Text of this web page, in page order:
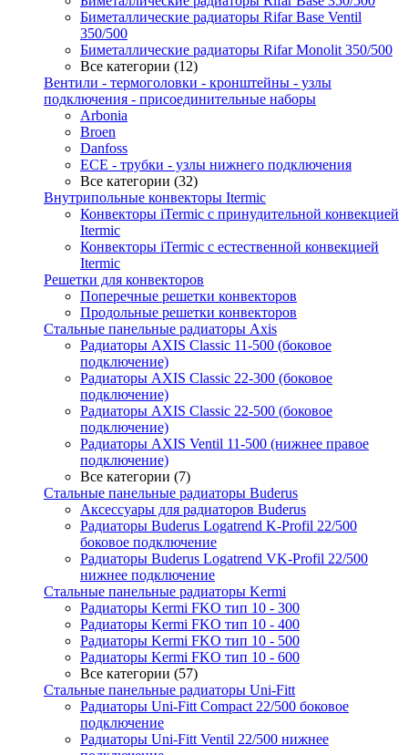
Биметаллические радиаторы Rifar Base Ventil
350/500
Биметаллические радиаторы Rifar Monolit 350/500
Все категории (12)
Вентили - термоголовки - кронштейны - узлы
подключения - присоединительные наборы
Arbonia
Broen
Danfoss
ECE - трубки - узлы нижнего подключения
Все категории (32)
Внутрипольные конвекторы Itermic
Конвекторы iTermic c принудительной конвекцией
Itermic
Конвекторы iTermic с естественной конвекцией
Itermic
Решетки для конвекторов
Поперечные решетки конвекторов
Продольные решетки конвекторов
Стальные панельные радиаторы Axis
Радиаторы AXIS Classic 11-500 (боковое
подключение)
Радиаторы AXIS Classic 22-300 (боковое
подключение)
Радиаторы AXIS Classic 22-500 (боковое
подключение)
Радиаторы AXIS Ventil 11-500 (нижнее правое
подключение)
Все категории (7)
Стальные панельные радиаторы Buderus
Аксессуары для радиаторов Buderus
Радиаторы Buderus Logatrend K-Profil 22/500
боковое подключение
Радиаторы Buderus Logatrend VK-Profil 22/500
нижнее подключение
Стальные панельные радиаторы Kermi
Радиаторы Kermi FKO тип 10 - 300
Радиаторы Kermi FKO тип 10 - 400
Радиаторы Kermi FKO тип 10 - 500
Радиаторы Kermi FKO тип 10 - 600
Все категории (57)
Стальные панельные радиаторы Uni-Fitt
Радиаторы Uni-Fitt Compact 22/500 боковое
подключение
Радиаторы Uni-Fitt Ventil 22/500 нижнее